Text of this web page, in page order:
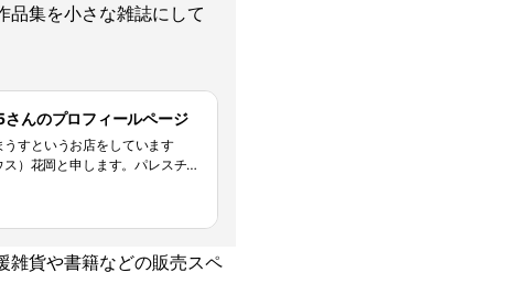
品集を小さな雑誌にして
んのプロフィールページ
すというお店をしています
）花岡と申します。パレスチ
出会うことができたガザ地区
手作りパレスチナ雑貨販売を
（2023年11月〜
雑貨や書籍などの販売スペ